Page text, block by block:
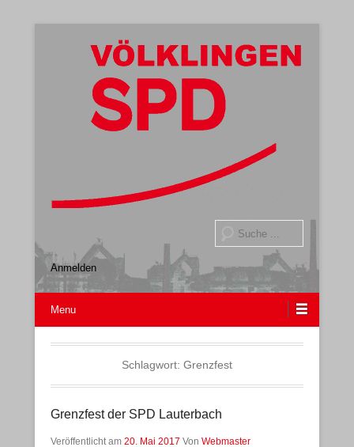
Anmelden
Menu
Schlagwort: Grenzfest
Grenzfest der SPD Lauterbach
Veröffentlicht am 20. Mai 2017 Von Webmaster